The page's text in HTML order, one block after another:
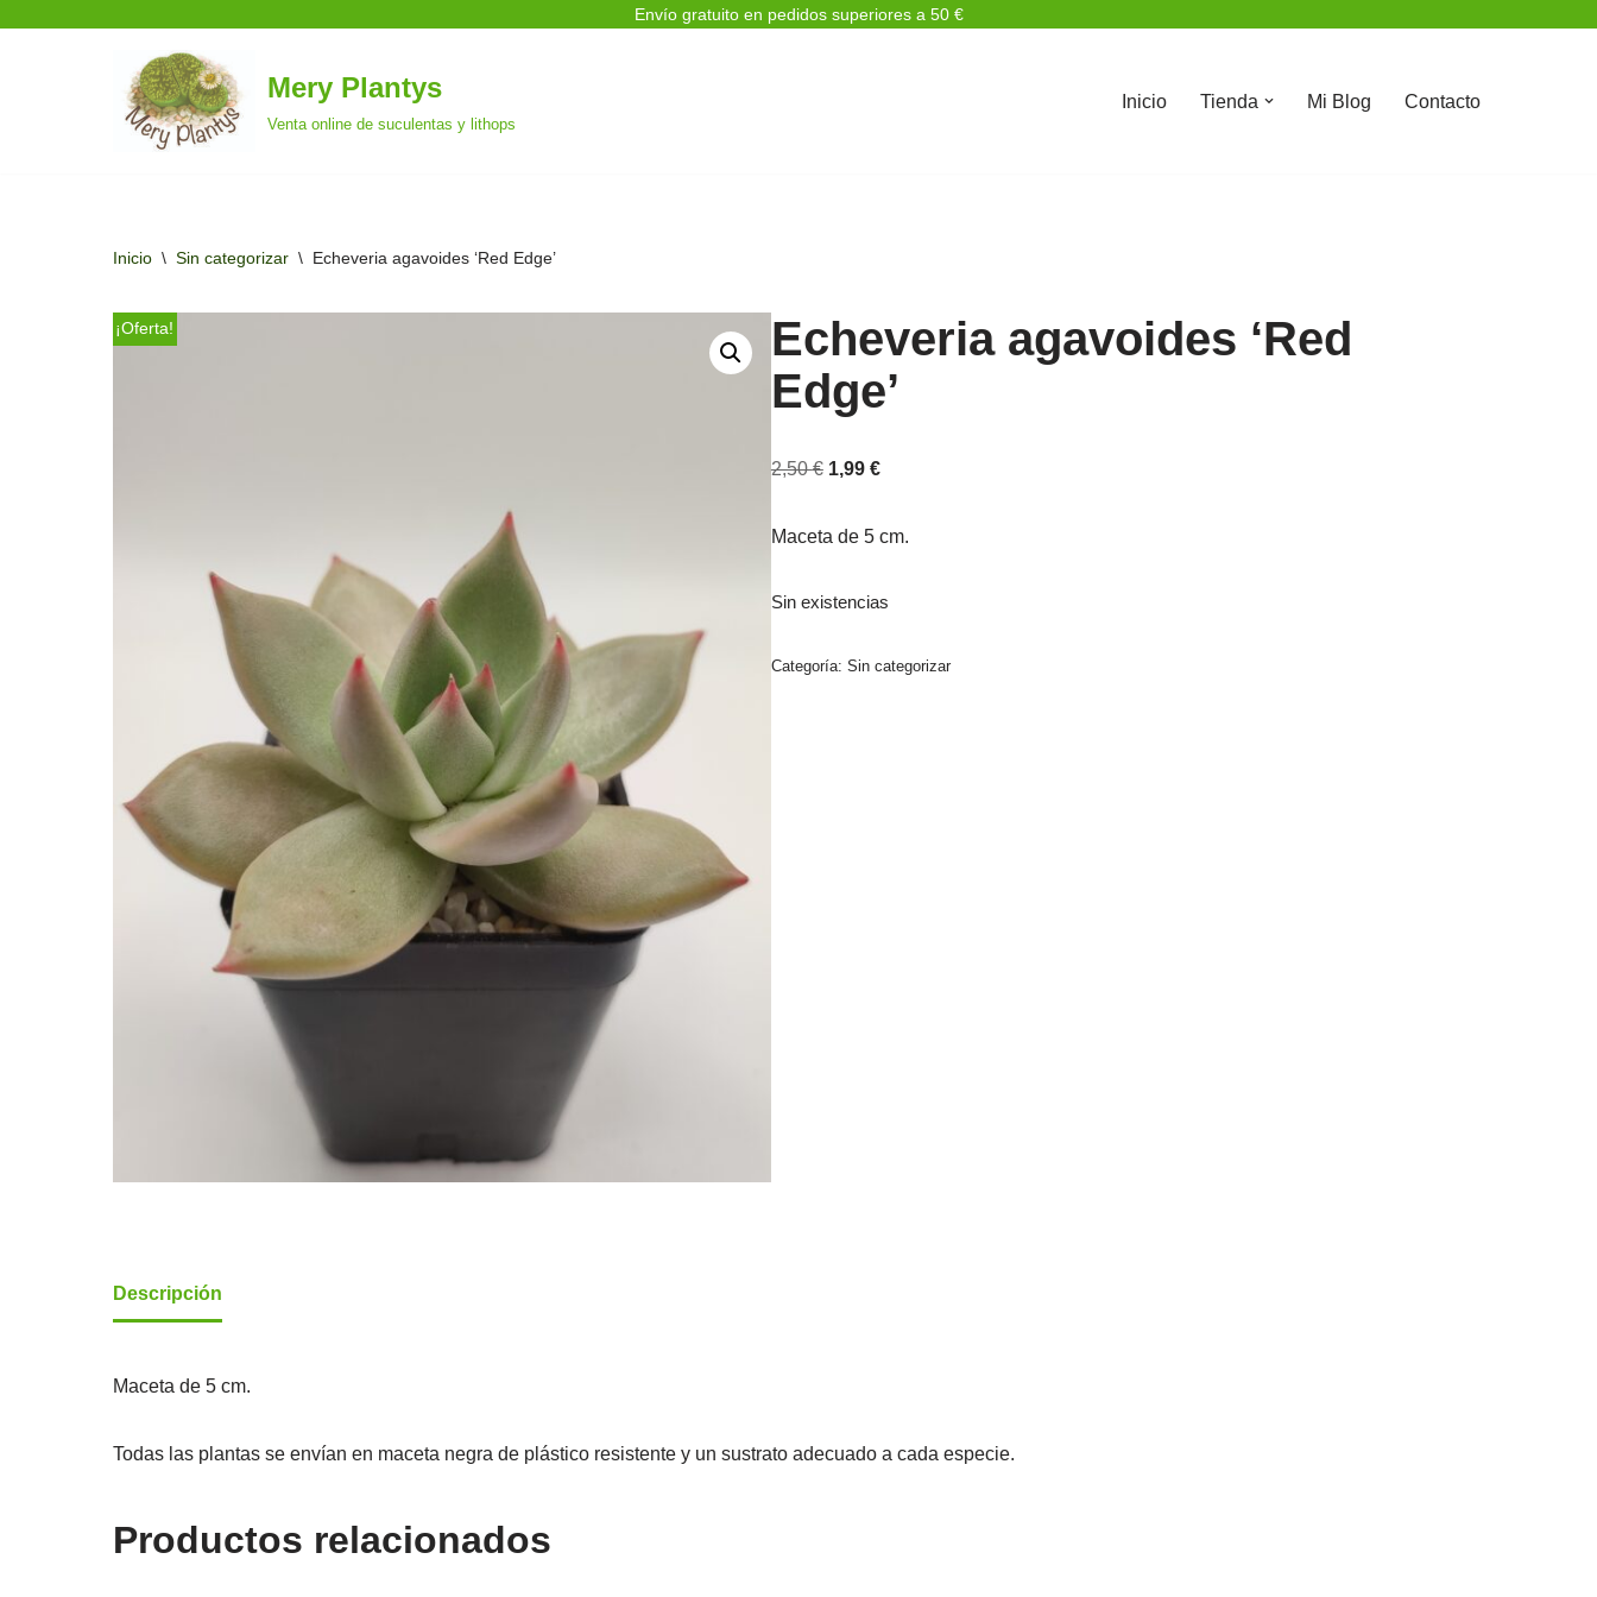
Envío gratuito en pedidos superiores a 50 €
Mery Plantys
Venta online de suculentas y lithops
Inicio Tienda Mi Blog Contacto
Inicio \ Sin categorizar \ Echeveria agavoides ‘Red Edge’
¡Oferta!
Echeveria agavoides ‘Red
Edge’
2,50€ 1,99 €
Maceta de 5 cm.
Sin existencias
Categoría: Sin categorizar
Descripción
Maceta de 5 cm.
Todas las plantas se envían en maceta negra de plástico resistente y un sustrato adecuado a cada especie.
Productos relacionados